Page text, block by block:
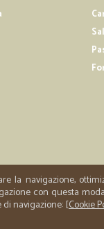
la navigazione,
con questa
navigazione: [Cookie